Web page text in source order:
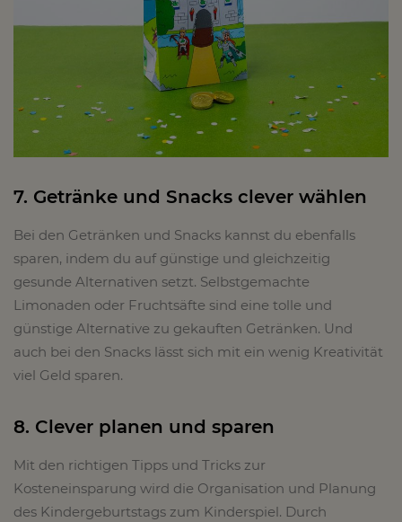
7. Getränke und Snacks clever wählen
Bei den Getränken und Snacks kannst du ebenfalls
sparen, indem du auf günstige und gleichzeitig
gesunde Alternativen setzt. Selbstgemachte
Limonaden oder Fruchtsäfte sind eine tolle und
günstige Alternative zu gekauften Getränken. Und
auch bei den Snacks lässt sich mit ein wenig Kreativität
viel Geld sparen.
8. Clever planen und sparen
Mit den richtigen Tipps und Tricks zur
Kosteneinsparung wird die Organisation und Planung
des Kindergeburtstags zum Kinderspiel. Durch